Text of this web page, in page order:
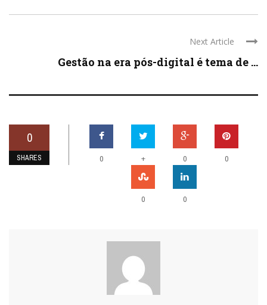
Next Article
Gestão na era pós-digital é tema de ...
0
SHARES 0 + 0 0
0 0